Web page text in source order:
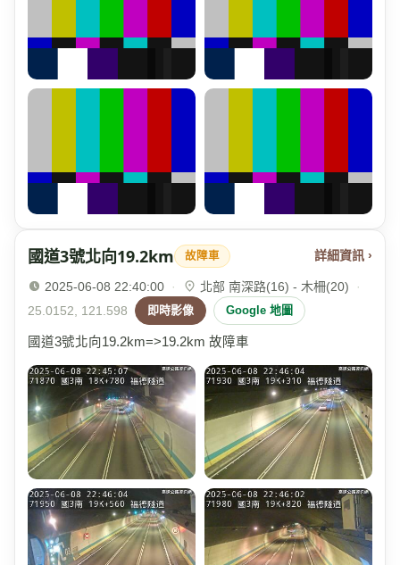
國道3號北向19.2km 故障車 詳細資訊 ›
2025-06-08 22:40:00 · 北部 南深路(16) - 木柵(20)
·
25.0152, 121.598
即時影像 Google 地圖
國道3號北向19.2km=>19.2km 故障車